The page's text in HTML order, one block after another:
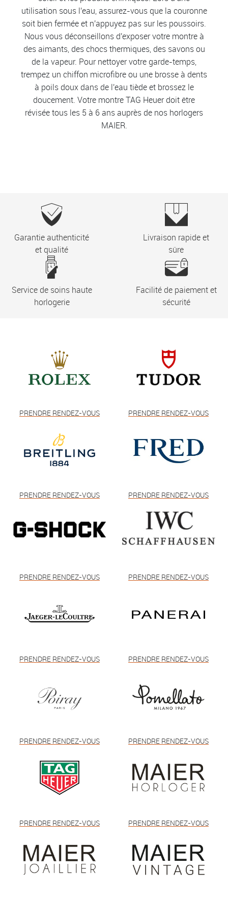
utilisation sous l'eau, assurez-vous que la couronne
soit bien fermée et n'appuyez pas sur les poussoirs.
Nous vous déconseillons d'exposer votre montre à
des aimants, des chocs thermiques, des savons ou
de la vapeur. Pour nettoyer votre garde-temps,
trempez un chiffon microfibre ou une brosse à dents
à poils doux dans de l'eau tiède et brossez le
doucement. Votre montre TAG Heuer doit être
révisée tous les 5 à 6 ans auprès de nos horlogers
MAIER.
Garantie authenticité
et qualité
Livraison rapide et
sûre
Service de soins haute
horlogerie
Facilité de paiement et
sécurité
PRENDRE RENDEZ-VOUS PRENDRE RENDEZ-VOUS
PRENDRE RENDEZ-VOUS PRENDRE RENDEZ-VOUS
PRENDRE RENDEZ-VOUS PRENDRE RENDEZ-VOUS
PRENDRE RENDEZ-VOUS PRENDRE RENDEZ-VOUS
PRENDRE RENDEZ-VOUS PRENDRE RENDEZ-VOUS
PRENDRE RENDEZ-VOUS PRENDRE RENDEZ-VOUS